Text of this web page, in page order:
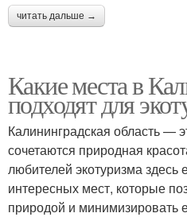
читать дальше →
Какие места в
подходят для
Калининградская область —
сочетаются природная
любителей экотуризма здесь
интересных мест, которые
природой и минимизировать